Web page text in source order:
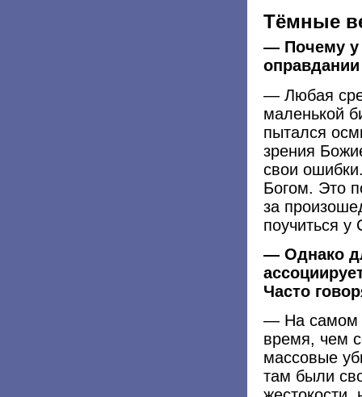
Тёмные
— Почему у
— Любая
маленькой
пытался
зрения
свои
Богом. Это
за
поучиться у
— Однако
Часто
— На самом
время, чем
массовые
там были